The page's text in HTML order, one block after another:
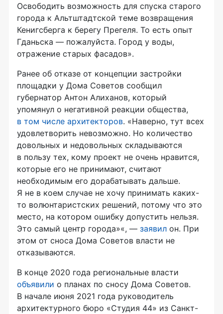
Освободить возможность для спуска старого
города к Альтштадтской теме возвращения
Кенигсберга к берегу Прегеля. То есть опыт
Гданьска — пожалуйста. Город у воды,
отражение старых фасадов».
Ранее об отказе от концепции застройки
площадки у Дома Советов сообщил
губернатор Антон Алиханов, который
упомянул о негативной реакции общества,
в том числе архитекторов. «Наверно, тут всех
удовлетворить невозможно. Но количество
довольных и недовольных складываются
в пользу тех, кому проект не очень нравится,
которые его не принимают, считают
необходимым его дорабатывать дальше.
Я не в коем случае не хочу принимать каких-
то волюнтаристских решений, потому что это
место, на котором ошибку допустить нельзя.
Это самый центр города»«, — заявил он. При
этом от сноса Дома Советов власти не
отказываются.
В конце 2020 года региональные власти
объявили о планах по сносу Дома Советов.
В начале июня 2021 года руководитель
архитектурного бюро «Студия 44» из Санкт-